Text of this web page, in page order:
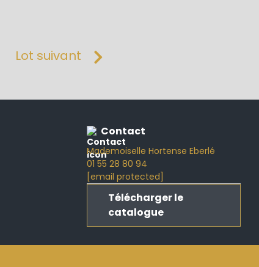
Lot suivant
Contact
Mademoiselle Hortense Eberlé
01 55 28 80 94
[email protected]
Télécharger le
catalogue